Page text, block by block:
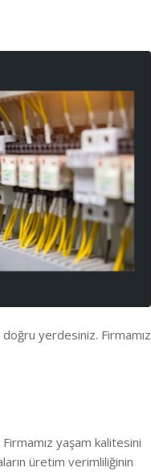
yerdesiniz. Firmamız
yaşam kalitesini
üretim verimliliğinin